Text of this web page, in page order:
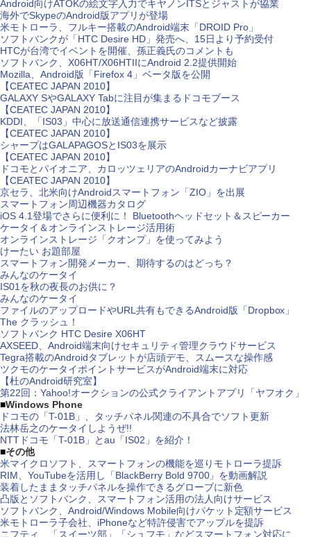
Android向けATOKの絵文字入力でキヤノンITSとジャストが協業
海外でSkypeのAndroid版アプリが登場
米モトローラ、フルキー搭載のAndroid端末「DROID Pro」
ソフトバンクが「HTC Desire HD」発売へ、15日より予約受付
HTCが台湾でイベントを開催、孫正義氏のコメントも
ソフトバンク、X06HT/X06HTIIにAndroid 2.2提供開始
Mozilla、Android版「Firefox 4」ベータ版を公開
【CEATEC JAPAN 2010】
GALAXY SやGALAXY Tabに注目が集まるドコモブース
【CEATEC JAPAN 2010】
KDDI、「IS03」中心に放送通信連携サービスなど披露
【CEATEC JAPAN 2010】
シャープはGALAPAGOSとIS03を展示
【CEATEC JAPAN 2010】
ドコモとパイオニア、カロッツェリアのAndroidカーナビアプリ
【CEATEC JAPAN 2010】
京セラ、北米向けAndroidスマートフォン「ZIO」を出展
スマートフォン周辺機器カタログ
iOS 4.1登場でさらに便利に！ Bluetoothヘッドセット＆スピーカー
ケータイ＆オンラインストレージ活用術
オンラインストレージ「クオンプ」を使ってみよう
けーたい お題部屋
スマートフォン開発メーカー、期待するのはどっち？
みんなのケータイ
IS01を秋の夜長のお供に？
みんなのケータイ
ファイルのアップロードやURL共有もできるAndroid版「Dropbox」
The クラッシュ！
ソフトバンク HTC Desire X06HT
AXSEED、Android端末向けセキュリティ管理クラウドサービス
Tegra搭載のAndroidタブレットが店頭デモ、スムースな操作感
ツクモのケータイポイントサービスがAndroid端末に対応
【杜のAndroid研究室】
第22回：Yahoo!オークションの公式クライアントアプリ「ヤフオク」
■Windows Phone
ドコモの「T-01B」、タッチパネル関連の不具合でソフト更新
法林岳之のケータイしようぜ!!
NTTドコモ「T-01B」とau「IS02」を紹介！
■その他
米マイクロソフト、スマートフォンの機能を巡りモトローラ提訴
RIM、YouTubeを活用し「BlackBerry Bold 9700」を動画解説
装着したままタッチパネルを操作できるグローブに新色
凸版とソフトバンク、スマートフォン活用の法人向けサービス
ソフトバンク、Android/Windows Mobile向けパケット定額サービス
米モトローラ子会社、iPhoneなど特許侵害でアップルを提訴
ニフティ、「スイーツ部」「シュフモ」などスマートフォン対応に